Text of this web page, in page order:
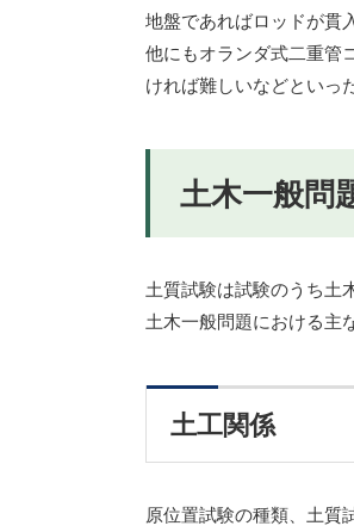
地盤であればロッドが貫
他にもオランダ式二重管
ければ難しいなどといっ
土木一般問
土質試験は試験のうち土
土木一般問題における主
土工関係
原位置試験の種類、土質